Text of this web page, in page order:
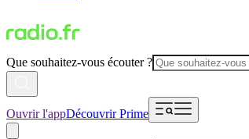
Que souhaitez-vous écouter ?
Ouvrir l'appDécouvrir Prime